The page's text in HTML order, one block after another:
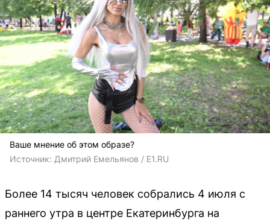
Ваше мнение об этом образе?
Источник: Дмитрий Емельянов / E1.RU
Более 14 тысяч человек собрались 4 июля с
раннего утра в центре Екатеринбурга на